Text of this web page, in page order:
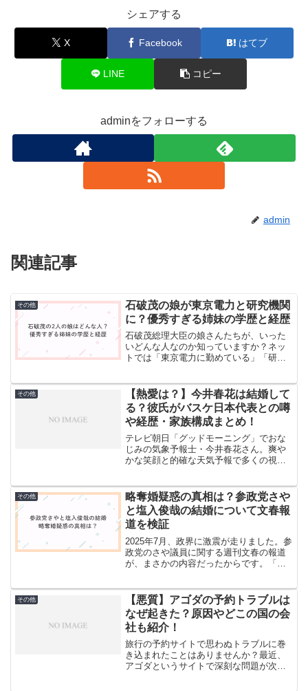
シェアする
X Facebook はてブ
LINE コピー
adminをフォローする
admin
関連記事
その他
石破茂の娘が東京電力と研究機関
に？優秀すぎる姉妹の学歴と経歴
石破茂総理大臣の娘さんたちが、いった
いどんな人なのか知っていますか？ネッ
トでは「東京電力に勤めている」「研究
なのでしょうか。政治家の家族といえ
ば、どうしても注目を集めて...
その他
【熱愛は？】今井春花は結婚して
る？彼氏がバスケ日本代表との噂
や経歴・家族構成まとめ！
テレビ朝日「グッドモーニング」でおな
じみの気象予報士・今井春花さん。爽や
かな笑顔と的確な天気予報で多くの視聴
ケットボール観戦の投稿から「もしかし
て彼氏は日本代表選手？」...
その他
略奪婚疑惑の真相は？参政党さや
と塩入俊哉の結婚について文春報
道を検証
2025年7月、政界に激震が走りました。参
政党のさや議員に関する週刊文春の報道
が、まさかの内容だったからです。「略
の結婚について、衝撃的な証言が次々と
明らかになったので...
その他
【悪質】アゴダの予約トラブルは
なぜ起きた？原因やどこの国の会
社も紹介！
旅行の予約サイトで思わぬトラブルに巻
き込まれたことはありませんか？最近、
アゴダというサイトで深刻な問題が次々